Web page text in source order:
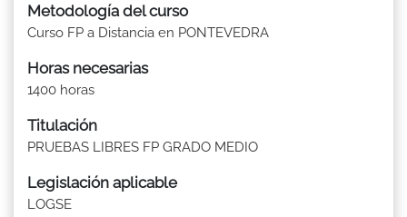
Metodología del curso
Curso FP a Distancia en PONTEVEDRA
Horas necesarias
1400 horas
Titulación
PRUEBAS LIBRES FP GRADO MEDIO
Legislación aplicable
LOGSE